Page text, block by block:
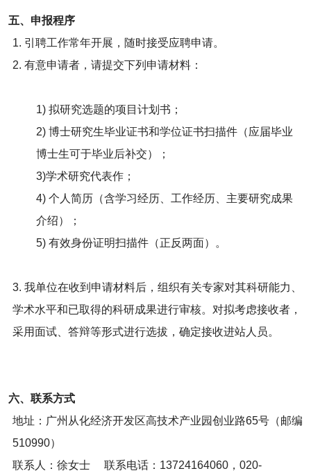
五、申报程序
1. 引聘工作常年开展，随时接受应聘申请。
2. 有意申请者，请提交下列申请材料：
1) 拟研究选题的项目计划书；
2) 博士研究生毕业证书和学位证书扫描件（应届毕业
博士生可于毕业后补交）；
3)学术研究代表作；
4) 个人简历（含学习经历、工作经历、主要研究成果
介绍）；
5) 有效身份证明扫描件（正反两面）。
3. 我单位在收到申请材料后，组织有关专家对其科研能力、
学术水平和已取得的科研成果进行审核。对拟考虑接收者，
采用面试、答辩等形式进行选拔，确定接收进站人员。
六、联系方式
地址：广州从化经济开发区高技术产业园创业路65号（邮编
510990）
联系人：徐女士 联系电话：13724164060，020-